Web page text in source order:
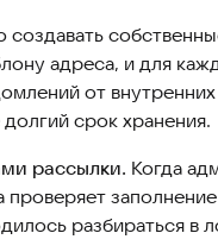
адреса, и для
от
срок хранения.
рассылки. Когда
проверяет
разбираться в